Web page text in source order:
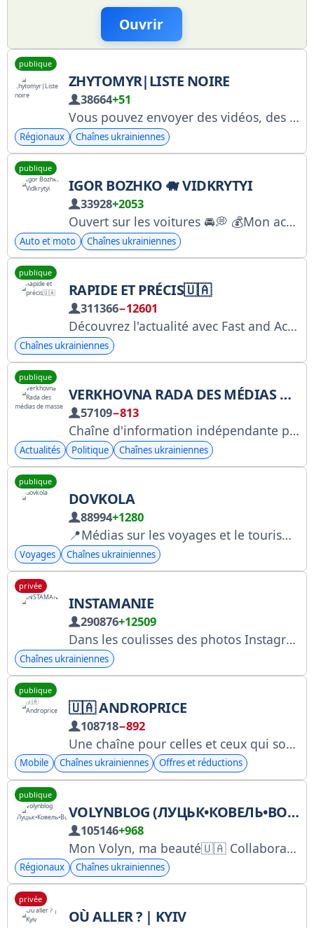
Ouvrir
publique
ZHYTOMYR|LISTE NOIRE
38664+51
Vous pouvez envoyer des vidéos, des photos et des actualités au bot @Blacklist_publicbot. Ceci n'est pas une page de fans, mais une page de fans.
Régionaux Chaînes ukrainiennes
publique
IGOR BOZHKO 🐗 VIDKRYTYI
33928+2053
Ouvert sur les voitures 🚘💭 💰Mon achat de voiture : @iperekup 🚗Mon showroom de voitures : @vidkrytyi_cars 🕵️‍♂️Ma sélection de voitures : @vidkrytyi_inspector 📸 https://www.instagram.com/pokabibika_ua/ 📍Kyiv, Stolichne Shosse, 104V, Marché automobile Centralnyi, (095) 800-94-76
Auto et moto Chaînes ukrainiennes
publique
RAPIDE ET PRÉCIS🇺🇦
311366−12601
Découvrez l'actualité avec Fast and Accurate ! Une chaîne pour celles et ceux qui réfléchissent et recherchent la vérité. Analyses des événements en Ukraine🇺🇦, de la guerre et de la vie internationale. Pour nous contacter : @fastukraine
Chaînes ukrainiennes
publique
VERKHOVNA RADA DES MÉDIAS DE MASSE
57109−813
Chaîne d'information indépendante provenant de sources vérifiées.
Actualités Politique Chaînes ukrainiennes
publique
DOVKOLA
88994+1280
📍Médias sur les voyages et le tourisme : réductions sur les billets d’avion, de bus et de train, guides d’auteurs. Pour toute question publicitaire 👉 @dovkola_bot
Voyages Chaînes ukrainiennes
privée
INSTAMANIE
290876+12509
Dans les coulisses des photos Instagram parfaites. Collaboration - @instamania_ads Chat - @instamania_chat Suggestions d'actualités - @manianews_bot
Chaînes ukrainiennes
publique
🇺🇦 ANDROPRICE
108718−892
Une chaîne pour celles et ceux qui souhaitent connaître les prix les plus récents des smartphones et autres gadgets. Pour toute question relative à la publicité, veuillez contacter @golub_dmytro. Horaires d'ouverture et réponses aux questions : du lundi au vendredi de 10h30 à 18h00. Samedi et dimanche : de 10h30 à 15h00. Contact pour toute communication : @andro_phones
Mobile Chaînes ukrainiennes Offres et réductions
publique
VOLYNBLOG (ЛУЦЬК•КОВЕЛЬ•ВОЛОДИМИР)
105146+968
Mon Volyn, ma beauté🇺🇦 Collaboration / Actualités 👇 @volynblog1
Régionaux Chaînes ukrainiennes
privée
OÙ ALLER ? | KYIV